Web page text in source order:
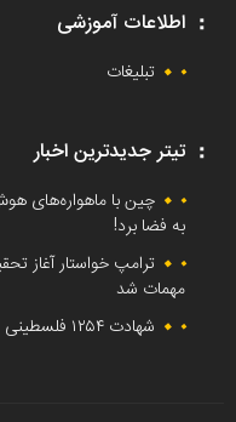
اطلاعات آموزشی
تبلیغات
تیتر جدیدترین اخبار
به فضا برد!
ترامپ خواستار آغاز
مهمات شد
شهادت ۱۲۵۴ فلسطینی در غزه از آغاز آتش‌بس تاکنون